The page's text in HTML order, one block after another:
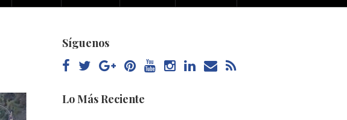
Síguenos
Lo Más Reciente